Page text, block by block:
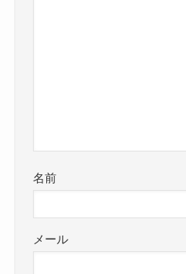
名前
メール